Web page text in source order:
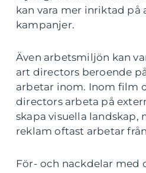
kan vara mer inriktad på
kampanjer.
Även arbetsmiljön kan
art directors beroende
arbetar inom. Inom film
directors arbeta på
skapa visuella landskap,
reklam oftast arbetar
För- och nackdelar med